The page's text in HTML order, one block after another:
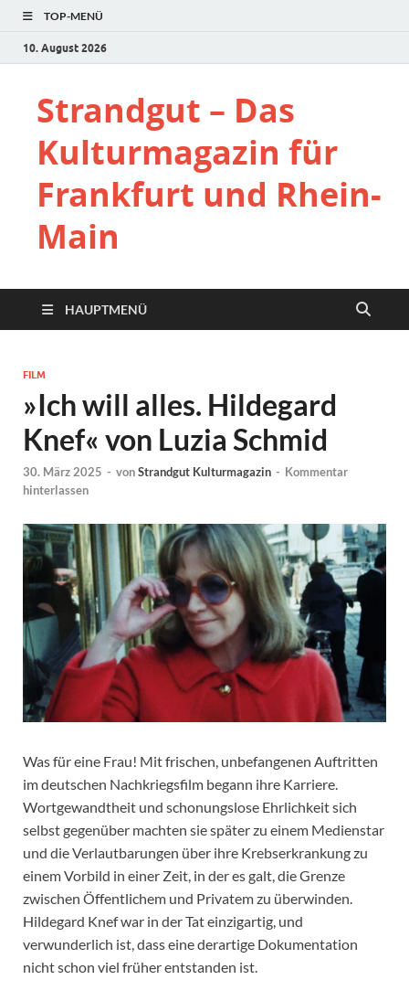
TOP-MENÜ
10. August 2026
Strandgut – Das
Kulturmagazin für
Frankfurt und Rhein-
Main
HAUPTMENÜ
FILM
»Ich will alles. Hildegard
Knef« von Luzia Schmid
30. März 2025 - vonStrandgut Kulturmagazin - Kommentar
hinterlassen
Was für eine Frau! Mit frischen, unbefangenen Auftritten
im deutschen Nachkriegsfilm begann ihre Karriere.
Wortgewandtheit und schonungslose Ehrlichkeit sich
selbst gegenüber machten sie später zu einem Medienstar
und die Verlautbarungen über ihre Krebserkrankung zu
einem Vorbild in einer Zeit, in der es galt, die Grenze
zwischen Öffentlichem und Privatem zu überwinden.
Hildegard Knef war in der Tat einzigartig, und
verwunderlich ist, dass eine derartige Dokumentation
nicht schon viel früher entstanden ist.